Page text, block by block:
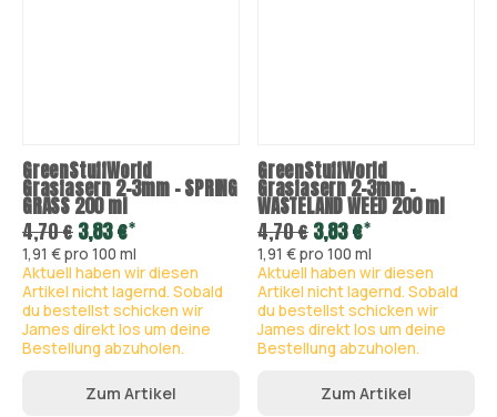
GreenStuffWorld
Grasfasern 2-3mm - SPRING
GRASS 200 ml
4,70 €3,83 €*
1,91 € pro 100 ml
Aktuell haben wir diesen
Artikel nicht lagernd. Sobald
du bestellst schicken wir
James direkt los um deine
Bestellung abzuholen.
Zum Artikel
GreenStuffWorld
Grasfasern 2-3mm -
WASTELAND WEED 200 ml
4,70 €3,83 €*
1,91 € pro 100 ml
Aktuell haben wir diesen
Artikel nicht lagernd. Sobald
du bestellst schicken wir
James direkt los um deine
Bestellung abzuholen.
Zum Artikel